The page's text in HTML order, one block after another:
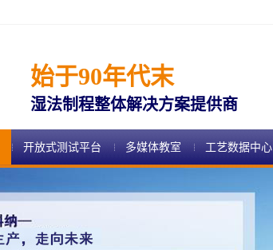
始于90年代末
湿法制程整体解决方案提供商
开放式测试平台 多媒体教室 工艺数据中心